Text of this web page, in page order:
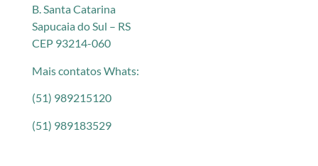
B. Santa Catarina
Sapucaia do Sul – RS
CEP 93214-060
Mais contatos Whats:
(51) 989215120
(51) 989183529